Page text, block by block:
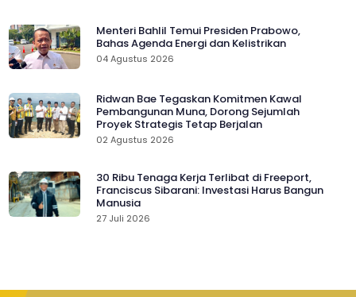
Menteri Bahlil Temui Presiden Prabowo,
Bahas Agenda Energi dan Kelistrikan
04 Agustus 2026
Ridwan Bae Tegaskan Komitmen Kawal
Pembangunan Muna, Dorong Sejumlah
Proyek Strategis Tetap Berjalan
02 Agustus 2026
30 Ribu Tenaga Kerja Terlibat di Freeport,
Franciscus Sibarani: Investasi Harus Bangun
Manusia
27 Juli 2026